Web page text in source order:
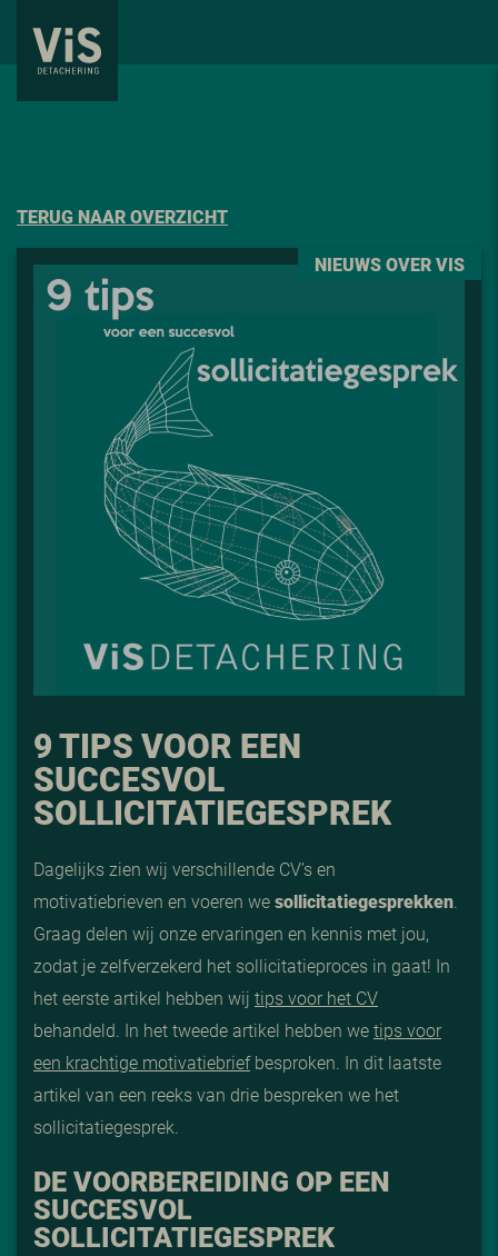
TERUG NAAR OVERZICHT
NIEUWS OVER VIS
9 TIPS VOOR EEN
SUCCESVOL
SOLLICITATIEGESPREK
Dagelijks zien wij verschillende CV’s en
motivatiebrieven en voeren wesollicitatiegesprekken
Graag delen wij onze ervaringen en kennis met jou,
zodat je zelfverzekerd het sollicitatieproces in gaat! In
het eerste artikel hebben wij tips voor het CV
behandeld. In het tweede artikel hebben wetips voor
een krachtige motivatiebriefbesproken. In dit laatste
artikel van een reeks van drie bespreken we het
sollicitatiegesprek.
DE VOORBEREIDING OP EEN
SUCCESVOL
SOLLICITATIEGESPREK